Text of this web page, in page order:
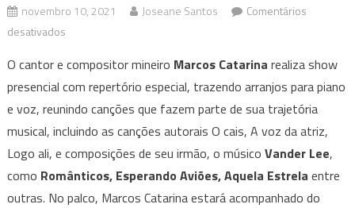
novembro 10, 2021 Joseane Santos
Comentários
desativadosem
Marcos
Catarina
Voz
e
Violão
O cantor e compositor mineiro Marcos Catarina realiza show
presencial com repertório especial, trazendo arranjos para piano
e voz, reunindo canções que fazem parte de sua trajetória
musical, incluindo as canções autorais O cais, A voz da atriz,
Logo ali, e composições de seu irmão, o músico Vander Lee,
como Românticos, Esperando Aviões, Aquela Estrela entre
outras. No palco, Marcos Catarina estará acompanhado do